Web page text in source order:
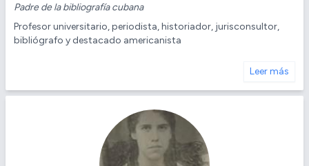
Padre de la bibliografía cubana
Profesor universitario, periodista, historiador, jurisconsultor,
bibliógrafo y destacado americanista
Leer más